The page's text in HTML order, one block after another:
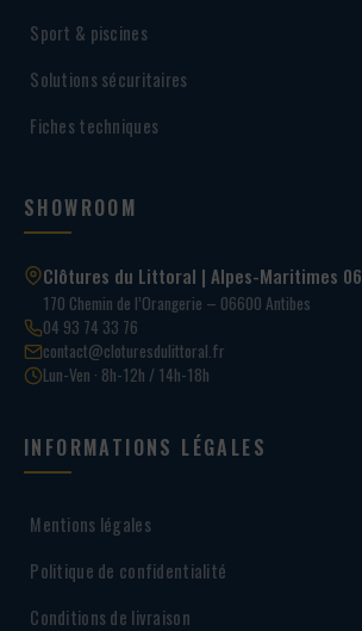
Sport & piscines
Solutions sécuritaires
Fiches techniques
SHOWROOM
Clôtures du Littoral | Alpes-Maritimes 06
170 Chemin de l’Orangerie – 06600 Antibes
04 93 74 33 76
contact@cloturesdulittoral.fr
Lun-Ven · 8h-12h / 14h-18h
INFORMATIONS LÉGALES
Mentions légales
Politique de confidentialité
Conditions de livraison